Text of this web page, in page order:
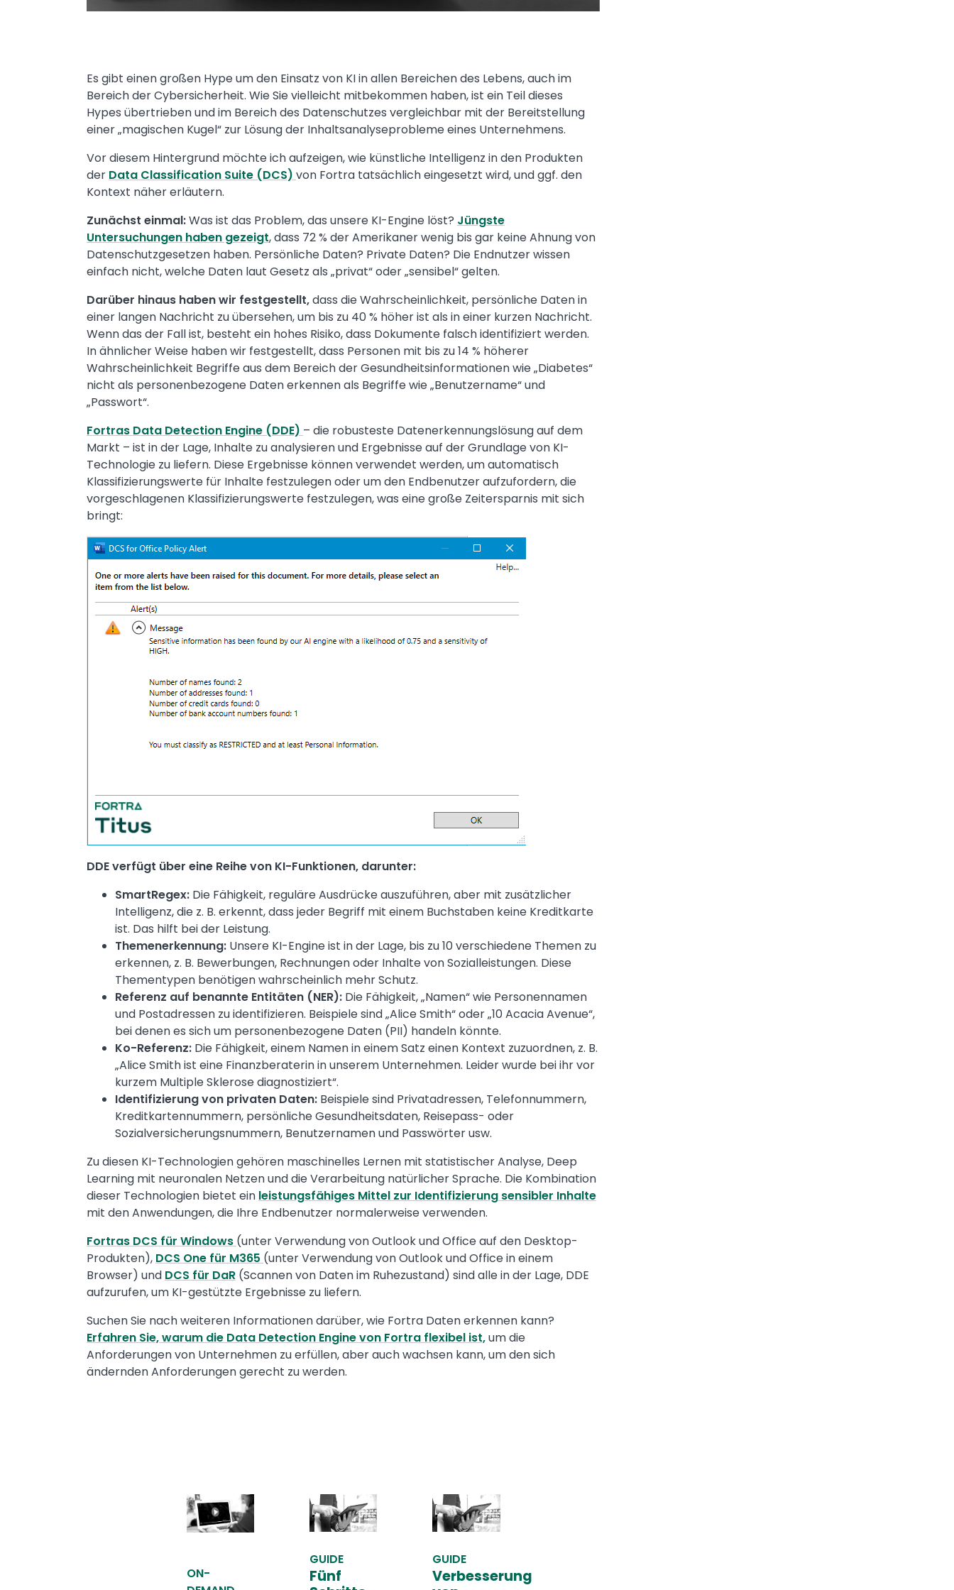
Es gibt einen großen Hype um den Einsatz von KI in allen Bereichen des Lebens, auch im
Bereich der Cybersicherheit. Wie Sie vielleicht mitbekommen haben, ist ein Teil dieses
Hypes übertrieben und im Bereich des Datenschutzes vergleichbar mit der Bereitstellung
einer „magischen Kugel“ zur Lösung der Inhaltsanalyseprobleme eines Unternehmens.
Vor diesem Hintergrund möchte ich aufzeigen, wie künstliche Intelligenz in den Produkten
der Data Classification Suite (DCS) von Fortra tatsächlich eingesetzt wird, und ggf. den
Kontext näher erläutern.
Zunächst einmal:Was ist das Problem, das unsere KI-Engine löst? Jüngste
Untersuchungen haben gezeigt, dass 72 % der Amerikaner wenig bis gar keine Ahnung von
Datenschutzgesetzen haben. Persönliche Daten? Private Daten? Die Endnutzer wissen
einfach nicht, welche Daten laut Gesetz als „privat“ oder „sensibel“ gelten.
Darüber hinaus haben wir festgestellt,dass die Wahrscheinlichkeit, persönliche Daten in
einer langen Nachricht zu übersehen, um bis zu 40 % höher ist als in einer kurzen Nachricht.
Wenn das der Fall ist, besteht ein hohes Risiko, dass Dokumente falsch identifiziert werden.
In ähnlicher Weise haben wir festgestellt, dass Personen mit bis zu 14 % höherer
Wahrscheinlichkeit Begriffe aus dem Bereich der Gesundheitsinformationen wie „Diabetes“
nicht als personenbezogene Daten erkennen als Begriffe wie „Benutzername“ und
„Passwort“.
Fortras Data Detection Engine (DDE) – die robusteste Datenerkennungslösung auf dem
Markt – ist in der Lage, Inhalte zu analysieren und Ergebnisse auf der Grundlage von KI-
Technologie zu liefern. Diese Ergebnisse können verwendet werden, um automatisch
Klassifizierungswerte für Inhalte festzulegen oder um den Endbenutzer aufzufordern, die
vorgeschlagenen Klassifizierungswerte festzulegen, was eine große Zeitersparnis mit sich
bringt:
Image
DDE verfügt über eine Reihe von KI-Funktionen, darunter:
SmartRegex: Die Fähigkeit, reguläre Ausdrücke auszuführen, aber mit zusätzlicher
Intelligenz, die z. B. erkennt, dass jeder Begriff mit einem Buchstaben keine Kreditkarte
ist. Das hilft bei der Leistung.
Themenerkennung: Unsere KI-Engine ist in der Lage, bis zu 10 verschiedene Themen zu
erkennen, z. B. Bewerbungen, Rechnungen oder Inhalte von Sozialleistungen. Diese
Thementypen benötigen wahrscheinlich mehr Schutz.
Referenz auf benannte Entitäten (NER): Die Fähigkeit, „Namen“ wie Personennamen
und Postadressen zu identifizieren. Beispiele sind „Alice Smith“ oder „10 Acacia Avenue“,
bei denen es sich um personenbezogene Daten (PII) handeln könnte.
Ko-Referenz: Die Fähigkeit, einem Namen in einem Satz einen Kontext zuzuordnen, z. B.
„Alice Smith ist eine Finanzberaterin in unserem Unternehmen. Leider wurde bei ihr vor
kurzem Multiple Sklerose diagnostiziert“.
Identifizierung von privaten Daten: Beispiele sind Privatadressen, Telefonnummern,
Kreditkartennummern, persönliche Gesundheitsdaten, Reisepass- oder
Sozialversicherungsnummern, Benutzernamen und Passwörter usw.
Zu diesen KI-Technologien gehören maschinelles Lernen mit statistischer Analyse, Deep
Learning mit neuronalen Netzen und die Verarbeitung natürlicher Sprache. Die Kombination
dieser Technologien bietet ein leistungsfähiges Mittel zur Identifizierung sensibler Inhalte
mit den Anwendungen, die Ihre Endbenutzer normalerweise verwenden.
Fortras DCS für Windows (unter Verwendung von Outlook und Office auf den Desktop-
Produkten), DCS One für M365 (unter Verwendung von Outlook und Office in einem
Browser) und DCS für DaR (Scannen von Daten im Ruhezustand) sind alle in der Lage, DDE
aufzurufen, um KI-gestützte Ergebnisse zu liefern.
Suchen Sie nach weiteren Informationen darüber, wie Fortra Daten erkennen kann?
Erfahren Sie, warum die Data Detection Engine von Fortra flexibel ist,um die
Anforderungen von Unternehmen zu erfüllen, aber auch wachsen kann, um den sich
ändernden Anforderungen gerecht zu werden.
ON-
GUIDE
Fünf
GUIDE
Verbesserung